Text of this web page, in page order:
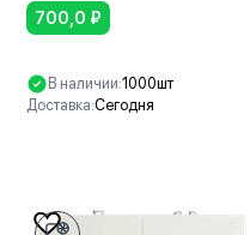
700,0 ₽
В наличии:1000шт
Доставка:Сегодня